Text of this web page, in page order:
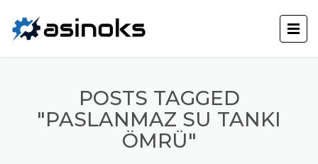
POSTS TAGGED
"PASLANMAZ SU TANKI
ÖMRÜ"